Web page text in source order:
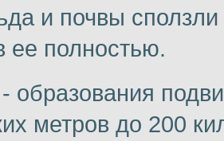
и почвы
ее полностью.
образования
метров до 200